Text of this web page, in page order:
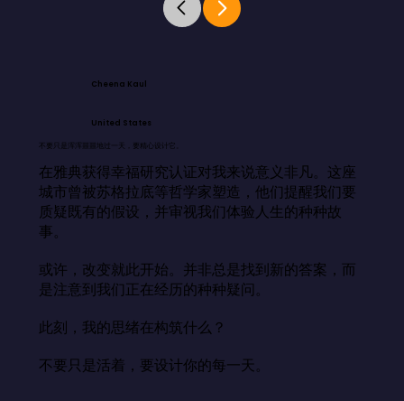
Cheena Kaul
United States
不要只是浑浑噩噩地过一天，要精心设计它。
在雅典获得幸福研究认证对我来说意义非凡。这座
城市曾被苏格拉底等哲学家塑造，他们提醒我们要
质疑既有的假设，并审视我们体验人生的种种故
事。
或许，改变就此开始。并非总是找到新的答案，而
是注意到我们正在经历的种种疑问。
此刻，我的思绪在构筑什么？
不要只是活着，要设计你的每一天。